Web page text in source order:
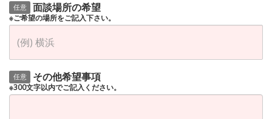
任意 面談場所の希望
※ご希望の場所をご記入下さい。
任意 その他希望事項
※300文字以内でご記入ください。